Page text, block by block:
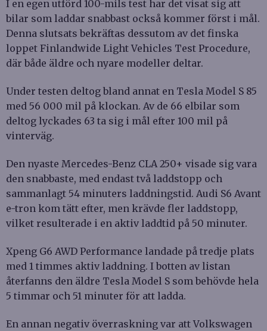
I en egen utförd 100-mils test har det visat sig att
bilar som laddar snabbast också kommer först i mål.
Denna slutsats bekräftas dessutom av det finska
loppet Finlandwide Light Vehicles Test Procedure,
där både äldre och nyare modeller deltar.
Under testen deltog bland annat en Tesla Model S 85
med 56 000 mil på klockan. Av de 66 elbilar som
deltog lyckades 63 ta sig i mål efter 100 mil på
vinterväg.
Den nyaste Mercedes-Benz CLA 250+ visade sig vara
den snabbaste, med endast två laddstopp och
sammanlagt 54 minuters laddningstid. Audi S6 Avant
e-tron kom tätt efter, men krävde fler laddstopp,
vilket resulterade i en aktiv laddtid på 50 minuter.
Xpeng G6 AWD Performance landade på tredje plats
med 1 timmes aktiv laddning. I botten av listan
återfanns den äldre Tesla Model S som behövde hela
5 timmar och 51 minuter för att ladda.
En annan negativ överraskning var att Volkswagen